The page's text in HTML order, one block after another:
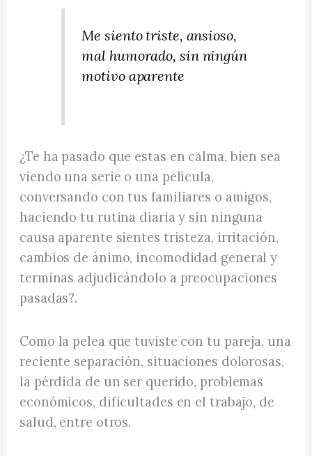
Me siento triste, ansioso,
mal humorado, sin ningún
motivo aparente
¿Te ha pasado que estas en calma, bien sea
viendo una serie o una película,
conversando con tus familiares o amigos,
haciendo tu rutina diaria y sin ninguna
causa aparente sientes tristeza, irritación,
cambios de ánimo, incomodidad general y
terminas adjudicándolo a preocupaciones
pasadas?.
Como la pelea que tuviste con tu pareja, una
reciente separación, situaciones dolorosas,
la pérdida de un ser querido, problemas
económicos, dificultades en el trabajo, de
salud, entre otros.